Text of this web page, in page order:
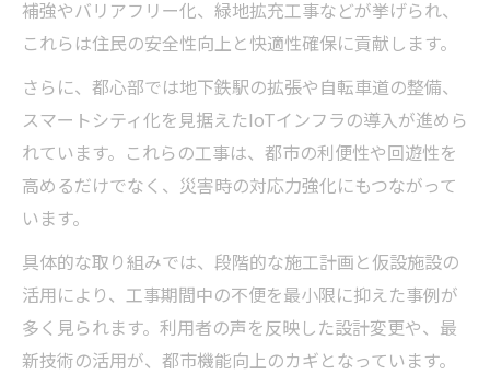
補強やバリアフリー化、緑地拡充工事などが挙げられ、
これらは住民の安全性向上と快適性確保に貢献します。
さらに、都心部では地下鉄駅の拡張や自転車道の整備、
スマートシティ化を見据えたIoTインフラの導入が進めら
れています。これらの工事は、都市の利便性や回遊性を
高めるだけでなく、災害時の対応力強化にもつながって
います。
具体的な取り組みでは、段階的な施工計画と仮設施設の
活用により、工事期間中の不便を最小限に抑えた事例が
多く見られます。利用者の声を反映した設計変更や、最
新技術の活用が、都市機能向上のカギとなっています。